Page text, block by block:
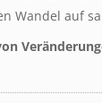
Wandel auf